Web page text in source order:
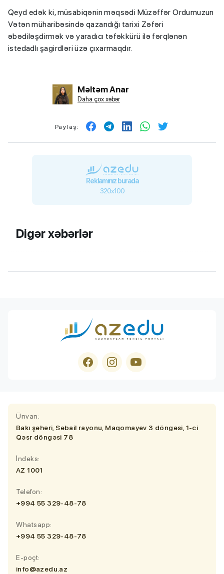
Qeyd edək ki, müsabiqənin məqsədi Müzəffər Ordumuzun
Vətən müharibəsində qazandığı tarixi Zəfəri
əbədiləşdirmək və yaradıcı təfəkkürü ilə fərqlənən
istedadlı şagirdləri üzə çıxarmaqdır.
Məltəm Anar
Daha çox xəbər
Paylaş:
Reklamınız burada
320x100
Digər xəbərlər
Ünvan:
Bakı şəhəri, Səbail rayonu, Maqomayev 3 döngəsi, 1-ci
Qəsr döngəsi 78
İndeks:
AZ 1001
Telefon:
+994 55 329-48-78
Whatsapp:
+994 55 329-48-78
E-poçt:
info@azedu.az